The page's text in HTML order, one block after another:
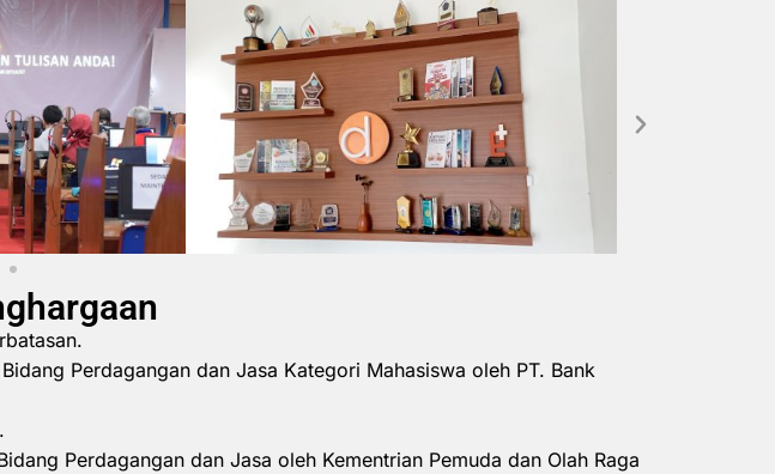
Perdagangan dan Jasa Kategori Mahasiswa oleh PT. Bank
Perdagangan dan Jasa oleh Kementrian Pemuda dan Olah Raga